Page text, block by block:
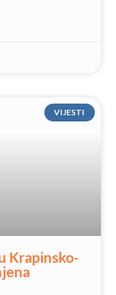
VIJESTI
Krapinsko-